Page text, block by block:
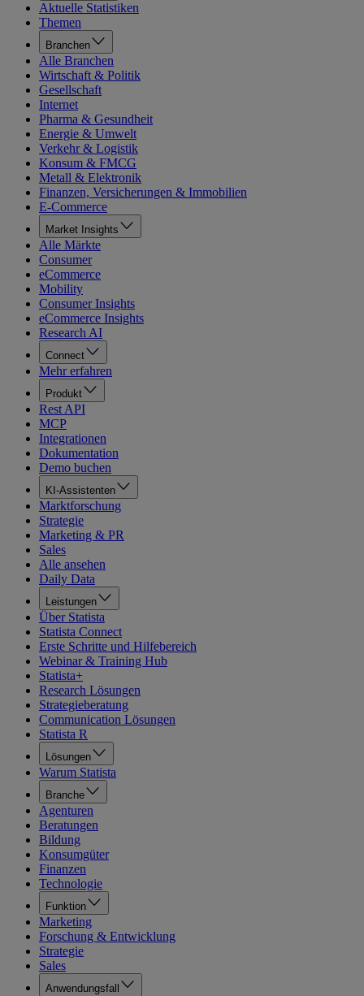
Aktuelle Statistiken
Themen
Branchen
Alle Branchen
Wirtschaft & Politik
Gesellschaft
Internet
Pharma & Gesundheit
Energie & Umwelt
Verkehr & Logistik
Konsum & FMCG
Metall & Elektronik
Finanzen, Versicherungen & Immobilien
E-Commerce
Market Insights
Alle Märkte
Consumer
eCommerce
Mobility
Consumer Insights
eCommerce Insights
Research AI
Connect
Mehr erfahren
Produkt
Rest API
MCP
Integrationen
Dokumentation
Demo buchen
KI-Assistenten
Marktforschung
Strategie
Marketing & PR
Sales
Alle ansehen
Daily Data
Leistungen
Über Statista
Statista Connect
Erste Schritte und Hilfebereich
Webinar & Training Hub
Statista+
Research Lösungen
Strategieberatung
Communication Lösungen
Statista R
Lösungen
Warum Statista
Branche
Agenturen
Beratungen
Bildung
Konsumgüter
Finanzen
Technologie
Funktion
Marketing
Forschung & Entwicklung
Strategie
Sales
Anwendungsfall